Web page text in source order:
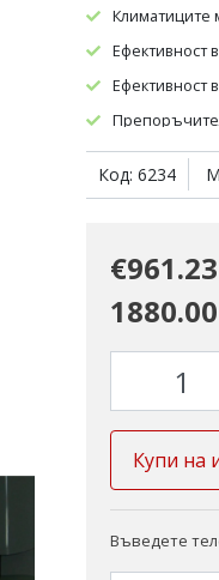
Климатиците
Ефективност
Ефективност
Код: 6234
€961.23
Купи на
Въведете